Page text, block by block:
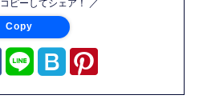
ピーしてシェア！ ／
Copy